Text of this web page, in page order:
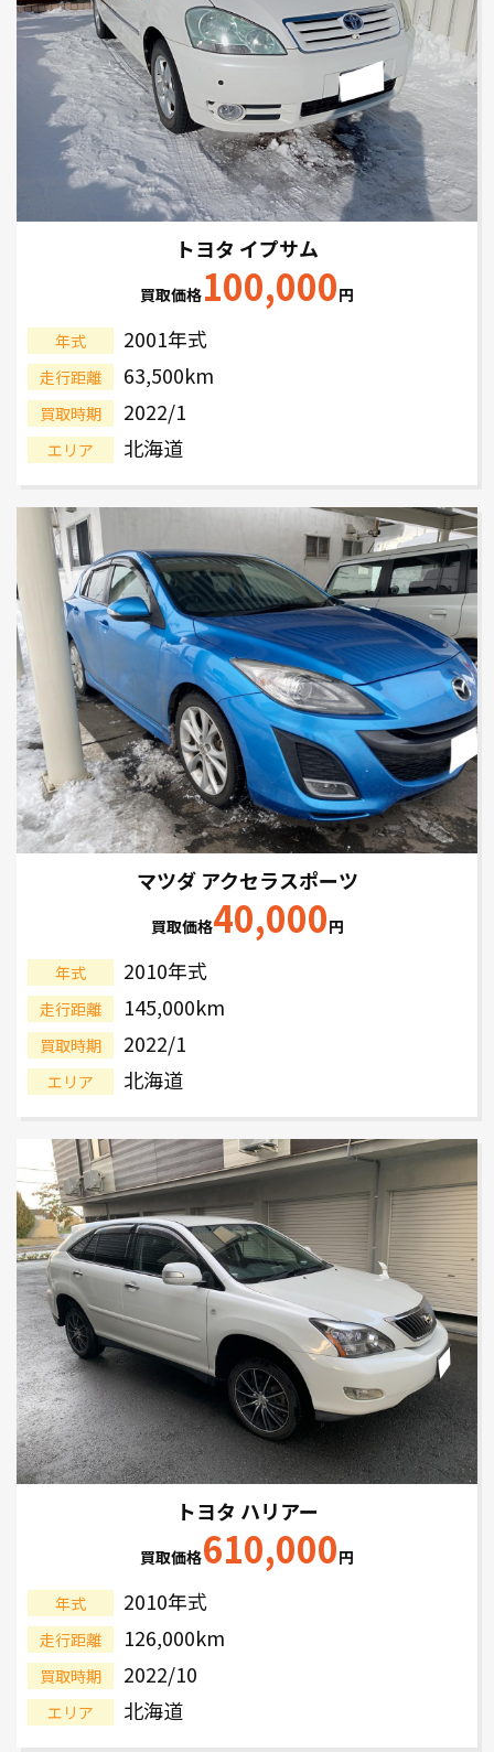
トヨタ イプサム
買取価格100,000円
年式 2001年式
走行距離 63,500km
買取時期 2022/1
エリア 北海道
マツダ アクセラスポーツ
買取価格40,000円
年式 2010年式
走行距離 145,000km
買取時期 2022/1
エリア 北海道
トヨタ ハリアー
買取価格610,000円
年式 2010年式
走行距離 126,000km
買取時期 2022/10
エリア 北海道